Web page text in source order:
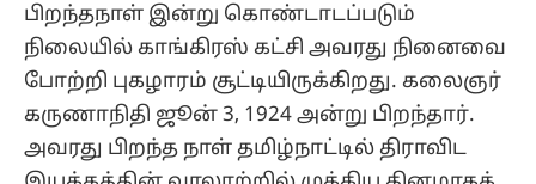
பிறந்தநாள் இன்று கொண்டாடப்படும்
நிலையில் காங்கிரஸ் கட்சி அவரது நினைவை
போற்றி புகழாரம் சூட்டியிருக்கிறது. கலைஞர்
கருணாநிதி ஜூன் 3, 1924 அன்று பிறந்தார்.
அவரது பிறந்த நாள் தமிழ்நாட்டில் திராவிட